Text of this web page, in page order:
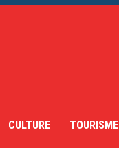
CULTURE TOURISME